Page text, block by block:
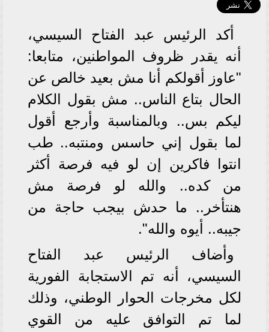
أكد الرئيس عبد الفتاح السيسي،
أنه يقدر ظروف المواطنين، متابعا:
"عاوز أقولكم أنا مش بعيد خالص عن
الحال بتاع الناس.. مش بقول الكلام
ليكم بس.. وبالمناسبة وأرجع أقول
لما بقول إني حاسس ومنتبه.. طب
انتوا فاكرين إن لو فيه فرصة أكثر
من كده.. والله لو فرصة مش
هنتأخر.. ما حدش بيجب حاجة من
جيبه.. أيوه والله".
وأضاف الرئيس عبد الفتاح
السيسي، أنه تم الاستجابة الفورية
لكل مخرجات الحوار الوطني، وذلك
لما تم التوافق عليه من القوي